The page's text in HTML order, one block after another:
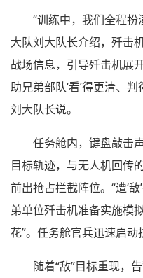
“训练中，我们全程扮
大队刘大队长介绍，歼击
战场信息，引导歼击机展
助兄弟部队‘看’得更清、
刘大队长说。
任务舱内，键盘敲击
目标轨迹，与无人机回传
前出抢占拦截阵位。“遭‘
弟单位歼击机准备实施模
花”。任务舱官兵迅速启动
随着“敌”目标重现，